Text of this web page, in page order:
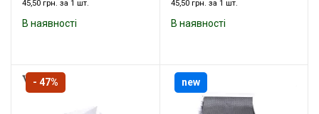
45,50 грн. за 1 шт.
В наявності
45,50 грн. за 1 шт.
В наявності
- 47% new